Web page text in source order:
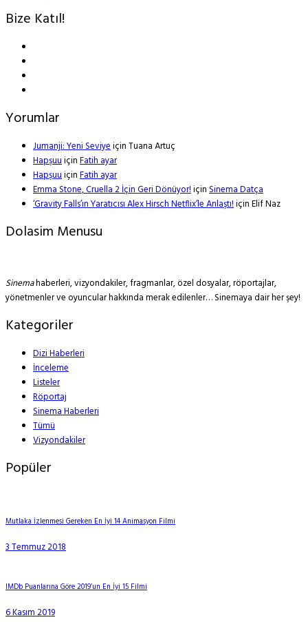
Bize Katıl!
Yorumlar
Jumanji: Yeni SeviyeiçinTuana Artuç
HapşuuiçinFatih ayar
HapşuuiçinFatih ayar
Emma Stone, Cruella 2 İçin Geri Dönüyor!içinSinema Datça
‘Gravity Falls’ın Yaratıcısı Alex Hirsch Netflix’le Anlaştı!içinElif Naz
Dolasim Menusu
Sinemahaberleri, vizyondakiler, fragmanlar, özel dosyalar, röportajlar,
yönetmenler ve oyuncular hakkında merak edilenler… Sinemaya dair her şey!
Kategoriler
Dizi Haberleri
İnceleme
Listeler
Röportaj
Sinema Haberleri
Tümü
Vizyondakiler
Popüler
Mutlaka İzlenmesi Gereken En İyi 14 Animasyon Filmi
3 Temmuz 2018
IMDb Puanlarına Göre 2019’un En İyi 15 Filmi
6 Kasım 2019